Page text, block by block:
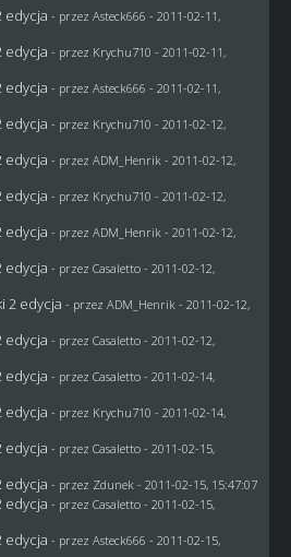
edycja - przez Asteck666 - 2011-02-11,
edycja - przez Krychu710 - 2011-02-11,
edycja - przez Asteck666 - 2011-02-11,
edycja - przez Krychu710 - 2011-02-12,
edycja - przez ADM_Henrik- 2011-02-12,
edycja - przez Krychu710 - 2011-02-12,
edycja - przez ADM_Henrik- 2011-02-12,
edycja - przez Casaletto- 2011-02-12,
2 edycja - przez ADM_Henrik- 2011-02-12,
edycja - przez Casaletto- 2011-02-12,
edycja - przez Casaletto- 2011-02-14,
edycja - przez Krychu710 - 2011-02-14,
edycja - przez Casaletto- 2011-02-15,
edycja - przez Zdunek- 2011-02-15, 15:47:07
edycja - przez Casaletto- 2011-02-15,
edycja - przez Asteck666 - 2011-02-15,